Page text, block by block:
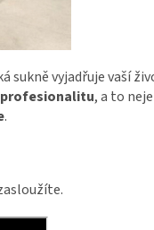
sukně vyjadřuje vaší
, a to
.